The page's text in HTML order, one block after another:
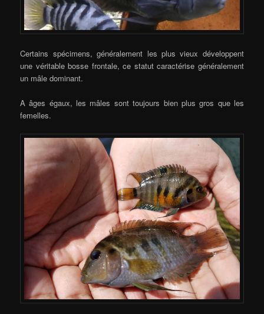
Certains spécimens, généralement les plus vieux développent
une véritable bosse frontale, ce statut caractérise généralement
un mâle dominant.
A âges égaux, les mâles sont toujours bien plus gros que les
femelles.